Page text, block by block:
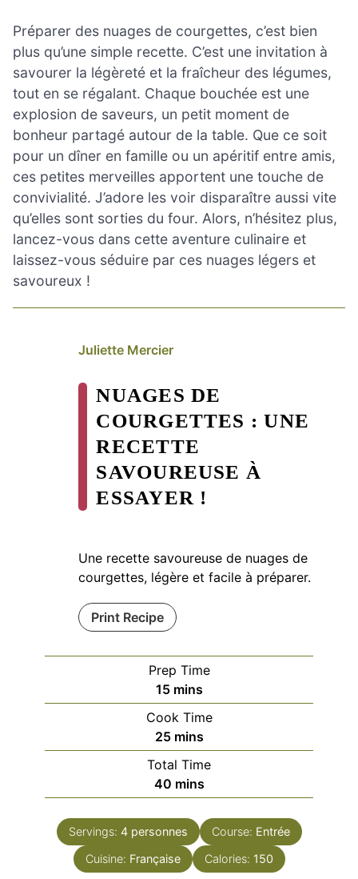
Préparer des nuages de courgettes, c’est bien
plus qu’une simple recette. C’est une invitation à
savourer la légèreté et la fraîcheur des légumes,
tout en se régalant. Chaque bouchée est une
explosion de saveurs, un petit moment de
bonheur partagé autour de la table. Que ce soit
pour un dîner en famille ou un apéritif entre amis,
ces petites merveilles apportent une touche de
convivialité. J’adore les voir disparaître aussi vite
qu’elles sont sorties du four. Alors, n’hésitez plus,
lancez-vous dans cette aventure culinaire et
laissez-vous séduire par ces nuages légers et
savoureux !
Juliette Mercier
NUAGES DE
COURGETTES : UNE
RECETTE
SAVOUREUSE À
ESSAYER !
Une recette savoureuse de nuages de
courgettes, légère et facile à préparer.
Print Recipe
Prep Time
15minutes
mins
Cook Time
25minutes
mins
Total Time
40minutes
mins
Servings: 4 personnes Course: Entrée
Cuisine: Française Calories: 150